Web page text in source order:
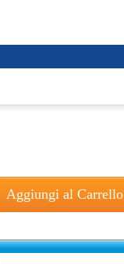
Aggiungi al Carrello